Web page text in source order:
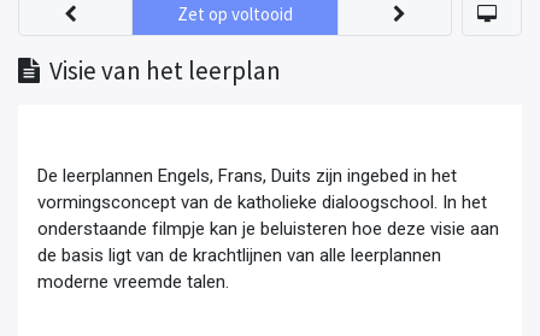
Visie van het leerplan
Zet op voltooid
De leerplannen Engels, Frans, Duits zijn ingebed in het
vormingsconcept van de katholieke dialoogschool. In het
onderstaande filmpje kan je beluisteren hoe deze visie aan
de basis ligt van de krachtlijnen van alle leerplannen
moderne vreemde talen.